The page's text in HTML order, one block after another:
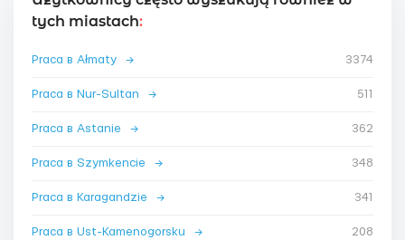
tych miastach:
Praca в Ałmaty → 3374
Praca в Nur-Sultan → 511
Praca в Astanie → 362
Praca в Szymkencie → 348
Praca в Karagandzie → 341
Praca в Ust-Kamenogorsku → 208